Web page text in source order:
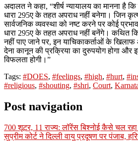
अदालत ने कहा, “शीर्ष न्यायालय का मानना ​​है
धारा 295ए के तहत अपराध नहीं बनेगा। जिन
सार्वजनिक व्यवस्था को नष्ट करने पर कोई
धारा 295ए के तहत अपराध नहीं बनेंगे। कथित
नहीं पाए जाने पर, इन याचिकाकर्ताओं के खिलाफ
देना कानून की प्रक्रिया का दुरुपयोग होगा और
विफलता होगी।”
Tags: #DOES, #feelings, #high, #hurt,
#religious, #shouting, #shri, Court,
Post navigation
700 शूटर, 11 राज्य: लॉरेंस बिश्नोई कैसे चल
सुप्रीम कोर्ट ने दिल्ली वायु प्रदूषण पर पंजाब,